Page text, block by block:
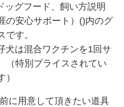
ッグフード、飼い方説明
の安心サポート）()内のグ
です。
は混合ワクチンを1回サ
（特別プライスされてい
に用意して頂きたい道具